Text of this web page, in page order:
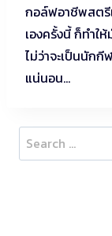
กอล์ฟอาชีพสตรี
เองครั้งนี้ ก็ทำใ
ไม่ว่าจะเป็นนัก
แน่นอน…
Search
for: